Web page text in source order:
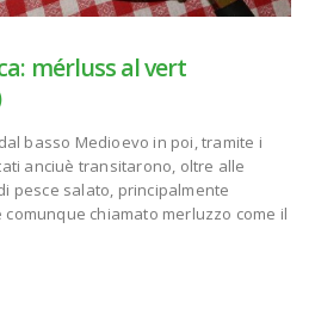
mérluss al vert
basso Medioevo in poi, tramite i
anciuè transitarono, oltre alle
pesce salato, principalmente
comunque chiamato merluzzo come il